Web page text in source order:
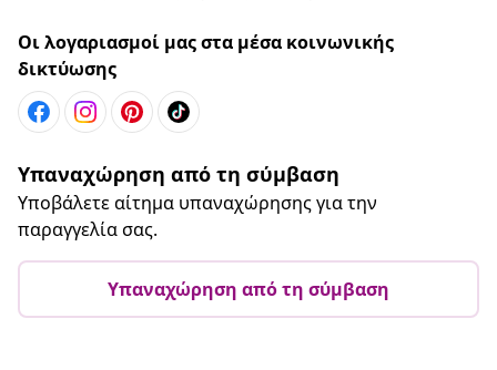
Οι λογαριασμοί μας στα μέσα κοινωνικής
δικτύωσης
Υπαναχώρηση από τη σύμβαση
Υποβάλετε αίτημα υπαναχώρησης για την
παραγγελία σας.
Υπαναχώρηση από τη σύμβαση